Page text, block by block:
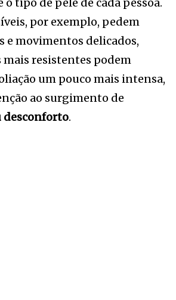
por exemplo, pedem
e movimentos delicados,
resistentes podem
um pouco mais intensa,
ao surgimento de
desconforto.